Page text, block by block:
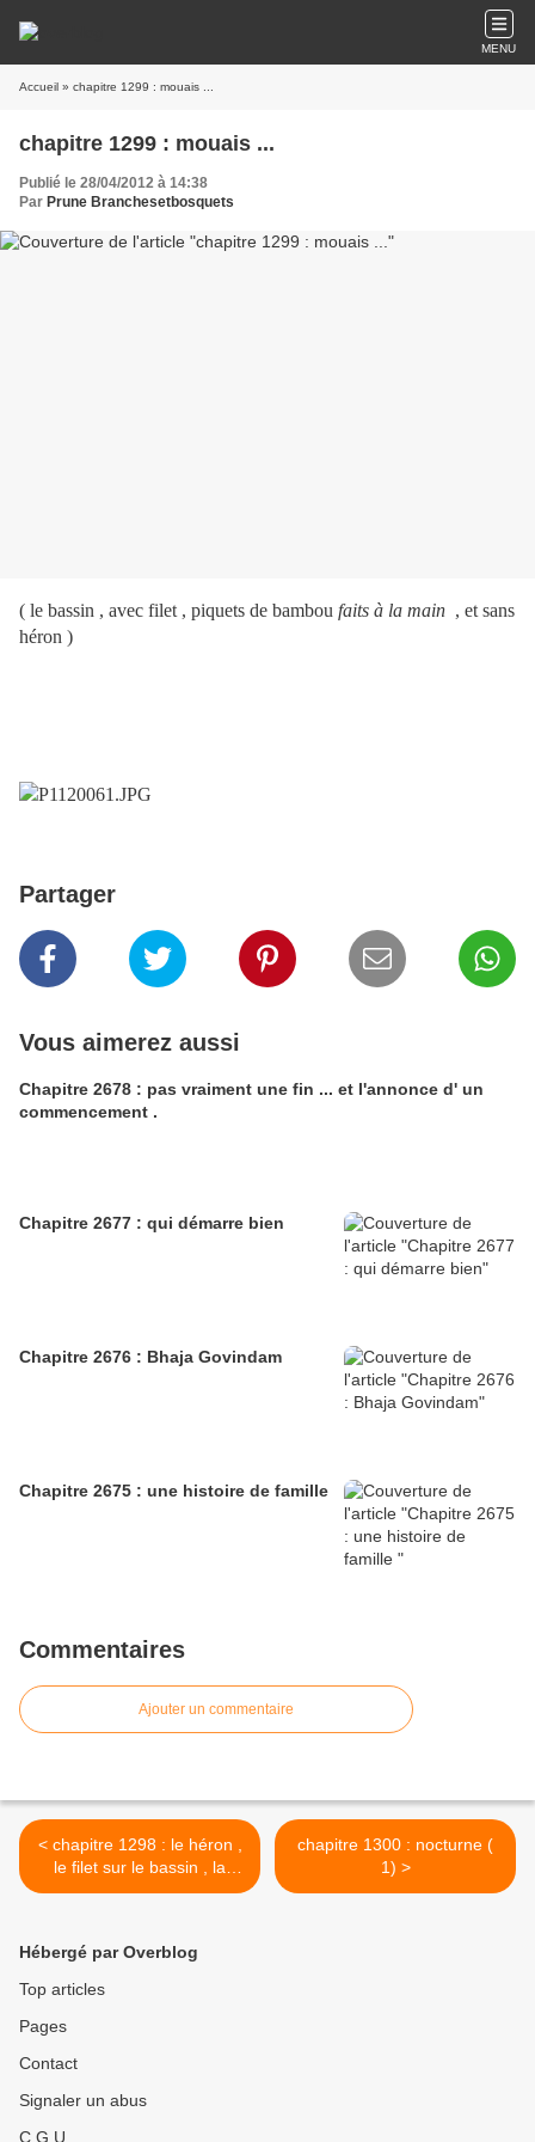
MENU
Accueil » chapitre 1299 : mouais ...
chapitre 1299 : mouais ...
Publié le 28/04/2012 à 14:38
Par Prune Branchesetbosquets
( le bassin , avec filet , piquets de bambou faits à la main , et sans
héron )
Partager
Vous aimerez aussi
Chapitre 2678 : pas vraiment une fin ... et l'annonce d' un
commencement .
Chapitre 2677 : qui démarre bien
Chapitre 2676 : Bhaja Govindam
Chapitre 2675 : une histoire de famille
Commentaires
Ajouter un commentaire
< chapitre 1298 : le héron ,
le filet sur le bassin , la
beauté et l'Oeil dans le Ciel
chapitre 1300 : nocturne (
1) >
Hébergé par Overblog
Top articles
Pages
Contact
Signaler un abus
C.G.U.